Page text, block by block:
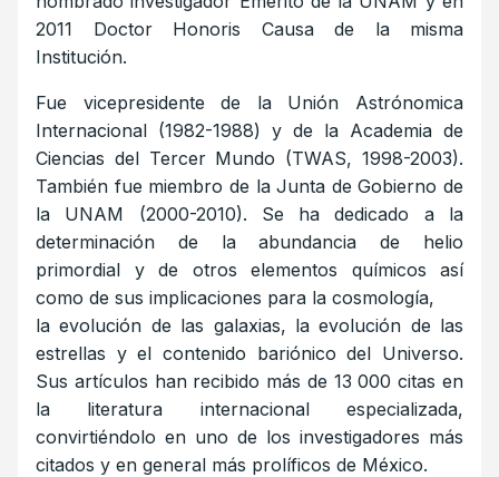
2011 Doctor Honoris Causa de la misma
Institución.
Fue vicepresidente de la Unión Astrónomica
Internacional (1982-1988) y de la Academia de
Ciencias del Tercer Mundo (TWAS, 1998-2003).
También fue miembro de la Junta de Gobierno de
la UNAM (2000-2010). Se ha dedicado a la
determinación de la abundancia de helio
primordial y de otros elementos químicos así
como de sus implicaciones para la cosmología,
la evolución de las galaxias, la evolución de las
estrellas y el contenido bariónico del Universo.
Sus artículos han recibido más de 13 000 citas en
la literatura internacional especializada,
convirtiéndolo en uno de los investigadores más
citados y en general más prolíficos de México.